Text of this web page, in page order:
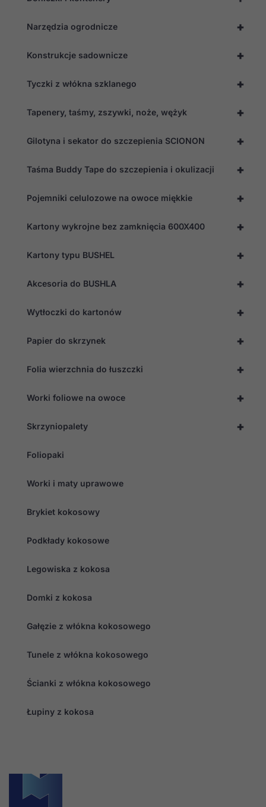
+
Narzędzia ogrodnicze
+
Konstrukcje sadownicze
+
Tyczki z włókna szklanego
+
Tapenery, taśmy, zszywki, noże, wężyk
+
Gilotyna i sekator do szczepienia SCIONON
+
Taśma Buddy Tape do szczepienia i okulizacji
+
Pojemniki celulozowe na owoce miękkie
+
Kartony wykrojne bez zamknięcia 600X400
+
Kartony typu BUSHEL
+
Akcesoria do BUSHLA
+
Wytłoczki do kartonów
+
Papier do skrzynek
+
Folia wierzchnia do łuszczki
+
Worki foliowe na owoce
+
Skrzyniopalety
Foliopaki
Worki i maty uprawowe
Brykiet kokosowy
Podkłady kokosowe
Legowiska z kokosa
Domki z kokosa
Gałęzie z włókna kokosowego
Tunele z włókna kokosowego
Ścianki z włókna kokosowego
Łupiny z kokosa
strony
tego, jak
używana.
Doświadczenie
strona
internetowa